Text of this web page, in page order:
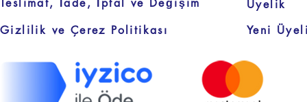
Gizlilik ve Çerez Politikası
Üyelik
Yeni